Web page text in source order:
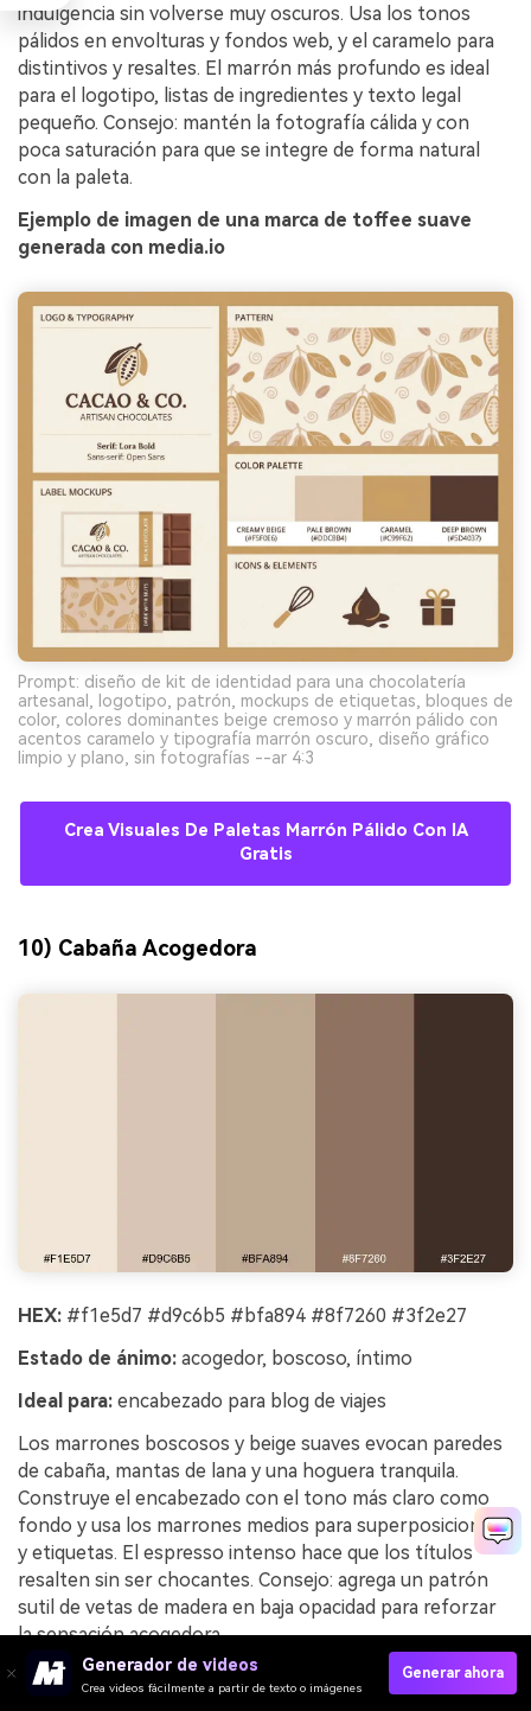
indulgencia sin volverse muy oscuros. Usa los tonos
pálidos en envolturas y fondos web, y el caramelo para
distintivos y resaltes. El marrón más profundo es ideal
para el logotipo, listas de ingredientes y texto legal
pequeño. Consejo: mantén la fotografía cálida y con
poca saturación para que se integre de forma natural
con la paleta.
Ejemplo de imagen de una marca de toffee suave
generada con media.io
Prompt: diseño de kit de identidad para una chocolatería
artesanal, logotipo, patrón, mockups de etiquetas, bloques de
color, colores dominantes beige cremoso y marrón pálido con
acentos caramelo y tipografía marrón oscuro, diseño gráfico
limpio y plano, sin fotografías --ar 4:3
Crea Visuales De Paletas Marrón Pálido Con IA
Gratis
10) Cabaña Acogedora
HEX: #f1e5d7 #d9c6b5 #bfa894 #8f7260 #3f2e27
Estado de ánimo: acogedor, boscoso, íntimo
Ideal para: encabezado para blog de viajes
Los marrones boscosos y beige suaves evocan paredes
de cabaña, mantas de lana y una hoguera tranquila.
Construye el encabezado con el tono más claro como
fondo y usa los marrones medios para superposiciones
y etiquetas. El espresso intenso hace que los títulos
resalten sin ser chocantes. Consejo: agrega un patrón
sutil de vetas de madera en baja opacidad para reforzar
la sensación acogedora.
Ejemplo de imagen de cabaña acogedora generada
Generador de videos
Crea videos fácilmente a partir de texto o imágenes
Generar ahora